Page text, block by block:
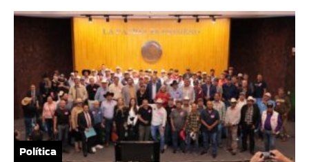
Política